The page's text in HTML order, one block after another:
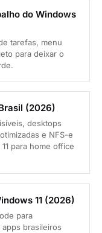
do Windows
tarefas, menu
para deixar o
(2026)
desktops
e NFS-e
para home office
11 (2026)
para
brasileiros